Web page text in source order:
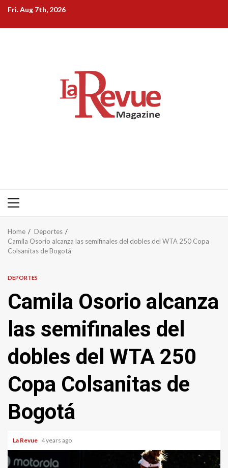
Skip
content
Fri. Aug 7th, 2026
Primary
Home
Deportes
Camila Osorio alcanza las semifinales del dobles del WTA 250 Copa
Colsanitas de Bogotá
DEPORTES
Camila Osorio alcanza
las semifinales del
dobles del WTA 250
Copa Colsanitas de
Bogotá
La Revue 4 years ago